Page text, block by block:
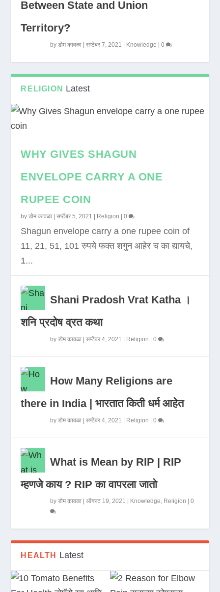
Between State and Union
Territory?
byडोम कावळा |सप्टेंबर 7, 2021 Knowledge |0
RELIGION Latest
WHY GIVES SHAGUN
ENVELOPE CARRY A ONE
RUPEE COIN
byडोम कावळा |सप्टेंबर 5, 2021 Religion |0
Shagun envelope carry a one rupee coin of
11, 21, 51, 101 रुपये फक्त शगुन आहेर च का द्यायचे,
1...
Shani Pradosh Vrat Katha ।
शनि प्रदोष व्रत कथा
byडोम कावळा |सप्टेंबर 4, 2021 Religion |0
How Many Religions are
there in India | भारतात किती धर्म आहेत
byडोम कावळा |सप्टेंबर 4, 2021 Religion |0
What is Mean by RIP | RIP
म्हणजे काय ? RIP का वापरला जातो
byडोम कावळा |ऑगस्ट 19, 2021 Knowledge, Religion |0
HEALTH Latest